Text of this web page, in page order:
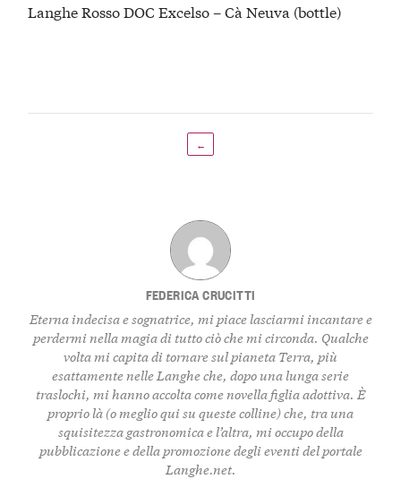
Langhe Rosso DOC Excelso – Cà Neuva (bottle)
←
FEDERICA CRUCITTI
Eterna indecisa e sognatrice, mi piace lasciarmi incantare e
perdermi nella magia di tutto ciò che mi circonda. Qualche
volta mi capita di tornare sul pianeta Terra, più
esattamente nelle Langhe che, dopo una lunga serie
traslochi, mi hanno accolta come novella figlia adottiva. È
proprio là (o meglio qui su queste colline) che, tra una
squisitezza gastronomica e l’altra, mi occupo della
pubblicazione e della promozione degli eventi del portale
Langhe.net.